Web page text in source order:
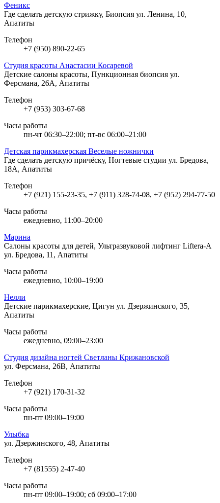
Феникс
Где сделать детскую стрижку, Биопсия ул. Ленина, 10,
Апатиты
Телефон
+7 (950) 890-22-65
Студия красоты Анастасии Косаревой
Детские салоны красоты, Пункционная биопсия ул.
Ферсмана, 26А, Апатиты
Телефон
+7 (953) 303-67-68
Часы работы
пн-чт 06:30–22:00; пт-вс 06:00–21:00
Детская парикмахерская Веселые ножнички
Где сделать детскую причёску, Ногтевые студии ул. Бредова,
18А, Апатиты
Телефон
+7 (921) 155-23-35, +7 (911) 328-74-08, +7 (952) 294-77-50
Часы работы
ежедневно, 11:00–20:00
Марина
Салоны красоты для детей, Ультразвуковой лифтинг Liftera-A
ул. Бредова, 11, Апатиты
Часы работы
ежедневно, 10:00–19:00
Нелли
Детские парикмахерские, Цигун ул. Дзержинского, 35,
Апатиты
Часы работы
ежедневно, 09:00–23:00
Студия дизайна ногтей Светланы Крижановской
ул. Ферсмана, 26В, Апатиты
Телефон
+7 (921) 170-31-32
Часы работы
пн-пт 09:00–19:00
Улыбка
ул. Дзержинского, 48, Апатиты
Телефон
+7 (81555) 2-47-40
Часы работы
пн-пт 09:00–19:00; сб 09:00–17:00